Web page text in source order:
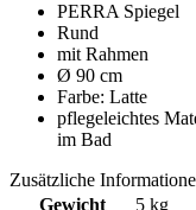
PERRA Spiegel
Rund
mit Rahmen
Ø 90 cm
Farbe: Latte
pflegeleichtes
im Bad
Zusätzliche
Gewicht
5 kg